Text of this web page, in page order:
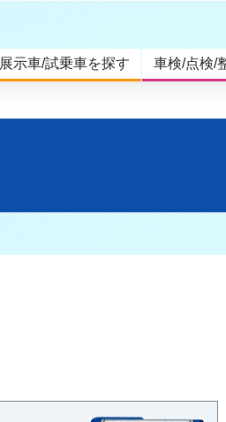
展示車/試乗車を探す 車検/点検/